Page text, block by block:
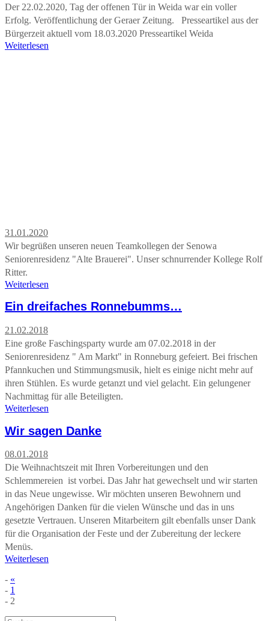
Der 22.02.2020, Tag der offenen Tür in Weida war ein voller
Erfolg. Veröffentlichung der Geraer Zeitung. Presseartikel aus der
Bürgerzeit aktuell vom 18.03.2020 Presseartikel Weida
Weiterlesen
31.01.2020
Wir begrüßen unseren neuen Teamkollegen der Senowa
Seniorenresidenz "Alte Brauerei". Unser schnurrender Kollege Rolf
Ritter.
Weiterlesen
Ein dreifaches Ronnebumms…
21.02.2018
Eine große Faschingsparty wurde am 07.02.2018 in der
Seniorenresidenz " Am Markt" in Ronneburg gefeiert. Bei frischen
Pfannkuchen und Stimmungsmusik, hielt es einige nicht mehr auf
ihren Stühlen. Es wurde getanzt und viel gelacht. Ein gelungener
Nachmittag für alle Beteiligten.
Weiterlesen
Wir sagen Danke
08.01.2018
Die Weihnachtszeit mit Ihren Vorbereitungen und den
Schlemmereien ist vorbei. Das Jahr hat gewechselt und wir starten
in das Neue ungewisse. Wir möchten unseren Bewohnern und
Angehörigen Danken für die vielen Wünsche und das in uns
gesetzte Vertrauen. Unseren Mitarbeitern gilt ebenfalls unser Dank
für die Organisation der Feste und der Zubereitung der leckere
Menüs.
Weiterlesen
«
1
2